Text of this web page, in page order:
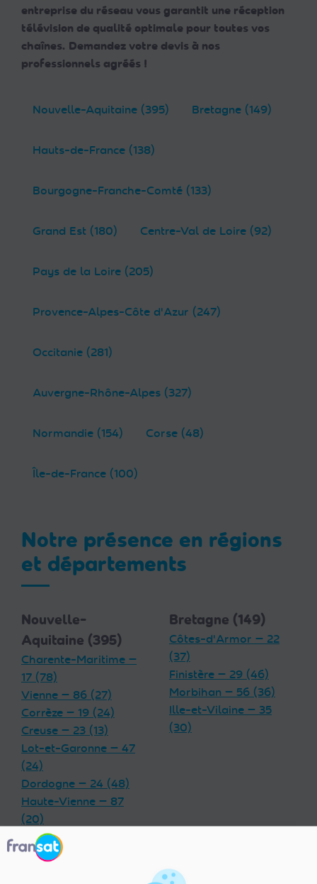
entreprise du réseau vous garantit une réception
télévision de qualité optimale pour toutes vos
chaînes. Demandez votre devis à nos
professionnels agréés !
Nouvelle-Aquitaine (395) Bretagne (149)
Hauts-de-France (138)
Bourgogne-Franche-Comté (133)
Grand Est (180) Centre-Val de Loire (92)
Pays de la Loire (205)
Provence-Alpes-Côte d'Azur (247)
Occitanie (281)
Auvergne-Rhône-Alpes (327)
Normandie (154) Corse (48)
Île-de-France (100)
Notre présence en régions
et départements
Nouvelle-
Aquitaine (395)
Charente-Maritime —
17 (78)
Vienne — 86 (27)
Corrèze — 19 (24)
Creuse — 23 (13)
Lot-et-Garonne — 47
(24)
Dordogne — 24 (48)
Haute-Vienne — 87
(20)
Charente — 16 (32)
Landes — 40 (33)
Bretagne (149)
Côtes-d'Armor — 22
(37)
Finistère — 29 (46)
Morbihan — 56 (36)
Ille-et-Vilaine — 35
(30)